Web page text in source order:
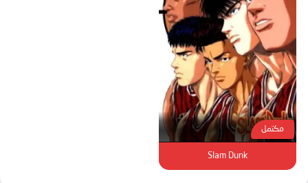
مكتمل
Slam Dunk